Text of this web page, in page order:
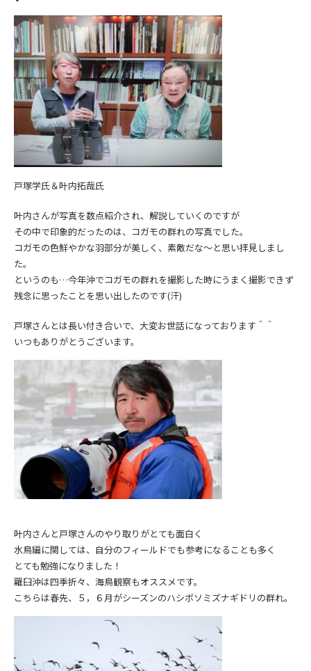
戸塚学氏＆叶内拓哉氏
叶内さんが写真を数点紹介され、解説していくのですが
その中で印象的だったのは、コガモの群れの写真でした。
コガモの色鮮やかな羽部分が美しく、素敵だな～と思い拝見しまし
た。
というのも…今年沖でコガモの群れを撮影した時にうまく撮影できず
残念に思ったことを思い出したのです(汗)
戸塚さんとは長い付き合いで、大変お世話になっております＾＾
いつもありがとうございます。
叶内さんと戸塚さんのやり取りがとても面白く
水鳥編に関しては、自分のフィールドでも参考になることも多く
とても勉強になりました！
羅臼沖は四季折々、海鳥観察もオススメです。
こちらは春先、５，６月がシーズンのハシボソミズナギドリの群れ。